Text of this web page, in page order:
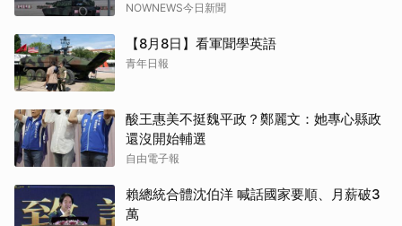
NOWNEWS今日新聞
【8月8日】看軍聞學英語
青年日報
酸王惠美不挺魏平政？鄭麗文：她專心縣政
還沒開始輔選
自由電子報
賴總統合體沈伯洋 喊話國家要順、月薪破3
萬